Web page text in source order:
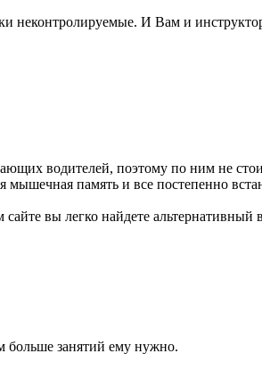
неконтролируемые. И Вам и
водителей, поэтому по ним не
мышечная память и все постепенно
вы легко найдете альтернативный
больше занятий ему нужно.